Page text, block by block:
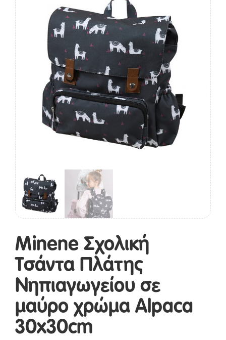
Minene Σχολική
Τσάντα Πλάτης
Νηπιαγωγείου σε
μαύρο χρώμα Alpaca
30x30cm